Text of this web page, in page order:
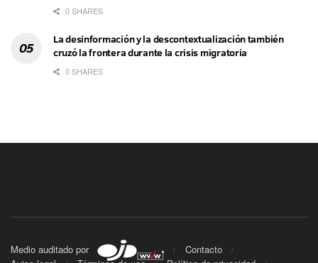
0 SHARES
La desinformación y la descontextualización también
cruzó la frontera durante la crisis migratoria
0 SHARES
Medio auditado por
Contacto